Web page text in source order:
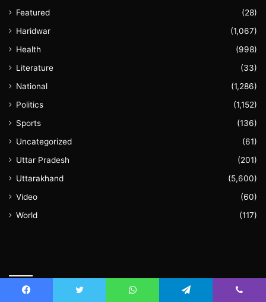
Featured
(28)
Haridwar
(1,067)
Health
(998)
Literature
(33)
National
(1,286)
Politics
(1,152)
Sports
(136)
Uncategorized
(61)
Uttar Pradesh
(201)
Uttarakhand
(5,600)
Video
(60)
World
(117)
August 2026